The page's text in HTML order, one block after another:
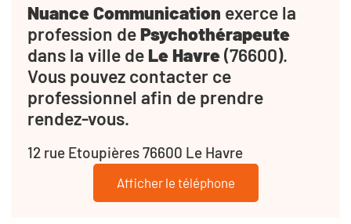
Nuance Communication exerce la
profession dePsychothérapeute
dans la ville de Le Havre(76600).
Vous pouvez contacter ce
professionnel afin de prendre
rendez-vous.
12 rue Etoupières 76600 Le Havre
Afficher le téléphone